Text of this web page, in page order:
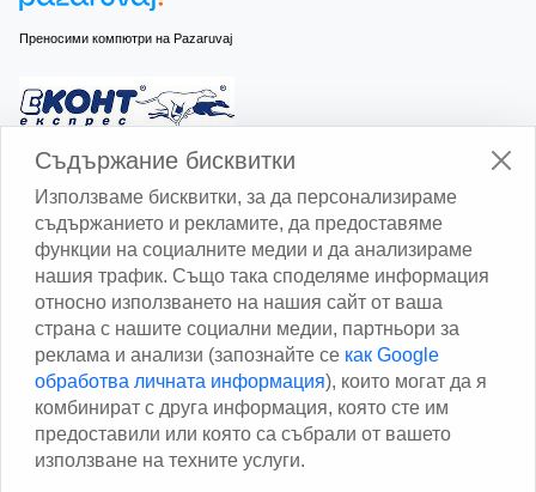
Преносими компютри на Pazaruvaj
Изчисли доставката с Еконт
Изчисли доставката със Спиди
Facebook
Съдържание бисквитки
Използваме бисквитки, за да персонализираме
съдържанието и рекламите, да предоставяме
функции на социалните медии и да анализираме
нашия трафик. Също така споделяме информация
относно използването на нашия сайт от ваша
страна с нашите социални медии, партньори за
реклама и анализи (запознайте се как Google
обработва личната информация), които могат да я
комбинират с друга информация, която сте им
предоставили или която са събрали от вашето
използване на техните услуги.